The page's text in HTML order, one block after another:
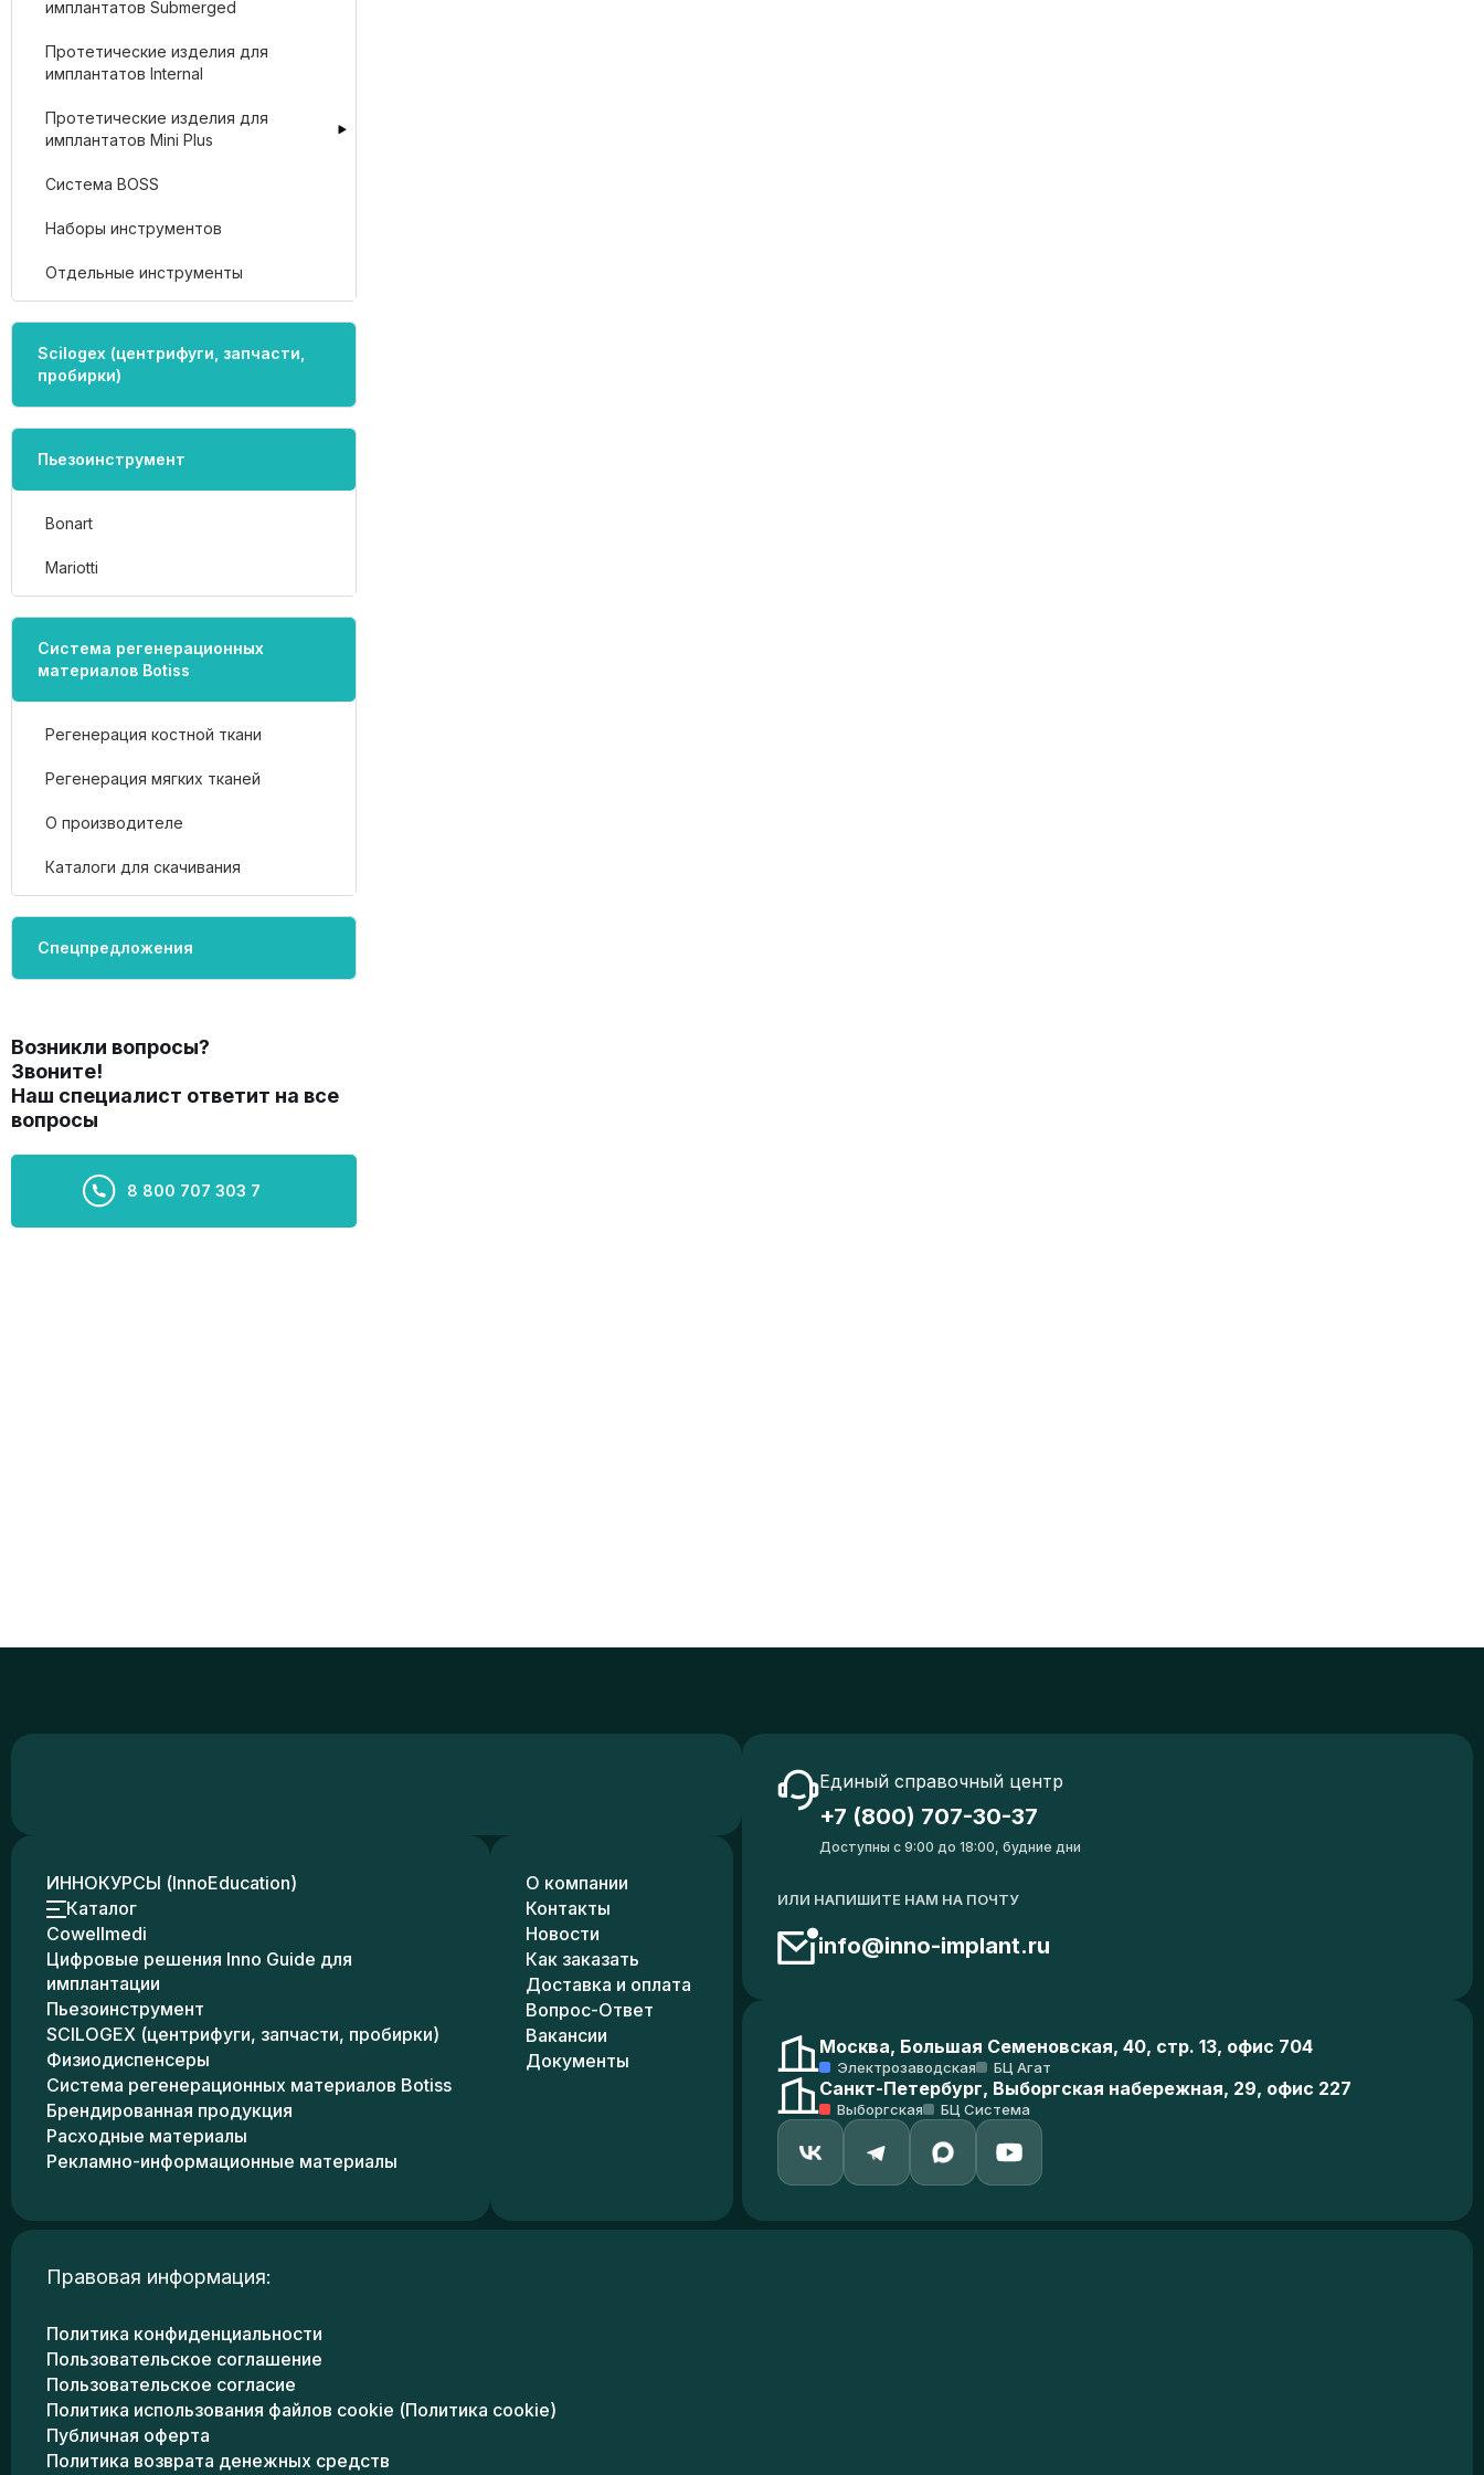
имплантатов Submerged
Протетические изделия для
имплантатов Internal
Протетические изделия для
имплантатов Mini Plus
Система BOSS
Наборы инструментов
Отдельные инструменты
Scilogex (центрифуги, запчасти,
пробирки)
Пьезоинструмент
Bonart
Mariotti
Система регенерационных
материалов Botiss
Регенерация костной ткани
Регенерация мягких тканей
О производителе
Каталоги для скачивания
Спецпредложения
Возникли вопросы?
Звоните!
Наш специалист ответит на все
вопросы
8 800 707 303 7
ИННОКУРСЫ (InnoEducation)
Каталог
Cowellmedi
Цифровые решения Inno Guide для
имплантации
Пьезоинструмент
SCILOGEX (центрифуги, запчасти, пробирки)
Физиодиспенсеры
Система регенерационных материалов Botiss
Брендированная продукция
Расходные материалы
Рекламно-информационные материалы
О компании
Контакты
Новости
Как заказать
Доставка и оплата
Вопрос-Ответ
Вакансии
Документы
Единый справочный центр
+7 (800) 707-30-37
Доступны с 9:00 до 18:00, будние дни
ИЛИ НАПИШИТЕ НАМ НА ПОЧТУ
info@inno-implant.ru
Москва, Большая Семеновская, 40, стр. 13, офис 704
Электрозаводская БЦ Агат
Санкт-Петербург, Выборгская набережная, 29, офис 227
Выборгская БЦ Система
Правовая информация:
Политика конфиденциальности
Пользовательское соглашение
Пользовательское согласие
Политика использования файлов cookie (Политика cookie)
Публичная оферта
Политика возврата денежных средств